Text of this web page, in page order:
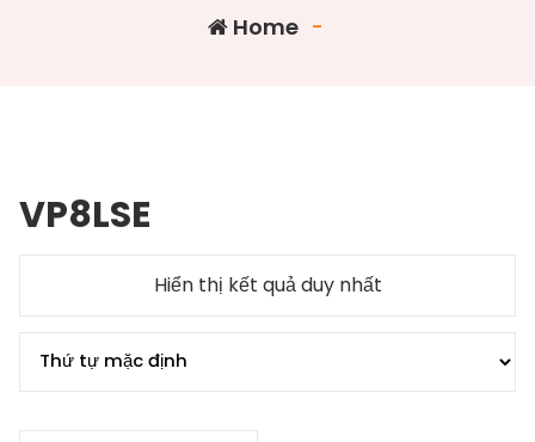
Home -
VP8LSE
Hiển thị kết quả duy nhất